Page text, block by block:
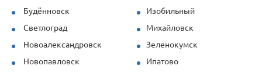
Будённовск
Изобильный
Светлоград
Михайловск
Новоалександровск
Зеленокумск
Новопавловск
Ипатово